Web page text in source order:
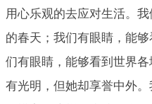
用心乐观的去应对生活。
的春天；我们有眼睛，能
们有眼睛，能够看到世界
有光明，但她却享誉中外